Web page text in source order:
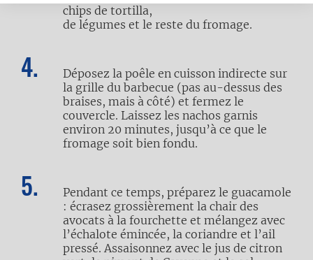
chips de tortilla,
de légumes et le reste du fromage.
Déposez la poêle en cuisson indirecte sur
la grille du barbecue (pas au-dessus des
braises, mais à côté) et fermez le
couvercle. Laissez les nachos garnis
environ 20 minutes, jusqu’à ce que le
fromage soit bien fondu.
Pendant ce temps, préparez le guacamole
: écrasez grossièrement la chair des
avocats à la fourchette et mélangez avec
l’échalote émincée, la coriandre et l’ail
pressé. Assaisonnez avec le jus de citron